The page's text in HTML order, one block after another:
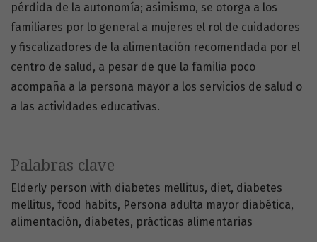
Palabras clave
Elderly person with diabetes mellitus diet diabetes
mellitus food habits
Persona adulta mayor diabética
alimentación diabetes prácticas alimentarias
pérdida de la autonomía; asimismo, se otorga a los
familiares por lo general a mujeres el rol de cuidadores
y fiscalizadores de la alimentación recomendada por el
centro de salud, a pesar de que la familia poco
acompaña a la persona mayor a los servicios de salud o
a las actividades educativas.